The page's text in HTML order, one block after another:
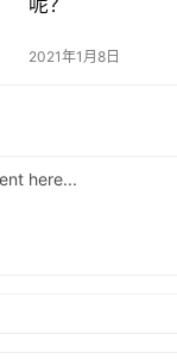
2021年1月8日